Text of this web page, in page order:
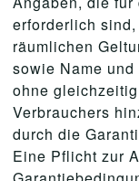
erforderlich
räumlichen
sowie Name
ohne
Verbrauchers
durch die
Eine Pflicht zur